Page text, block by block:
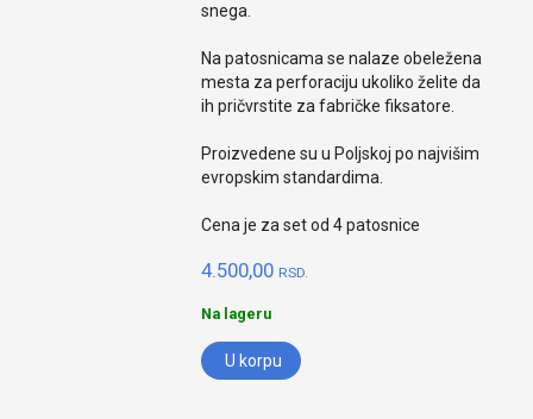
snega.
Na patosnicama se nalaze obeležena
mesta za perforaciju ukoliko želite da
ih pričvrstite za fabričke fiksatore.
Proizvedene su u Poljskoj po najvišim
evropskim standardima.
Cena je za set od 4 patosnice
4.500,00 RSD.
Na lageru
U korpu